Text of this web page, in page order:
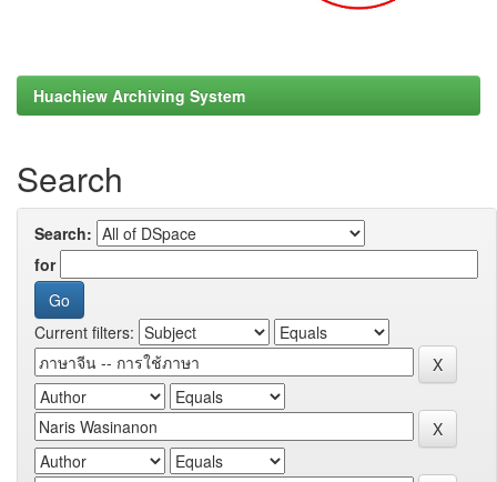
Huachiew Archiving System
Search
Search:
for
Current filters: